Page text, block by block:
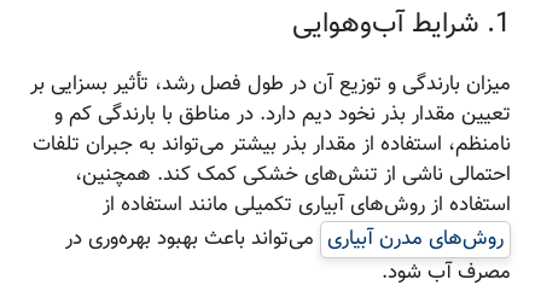
1. شرایط آب‌وهوایی
میزان بارندگی و توزیع آن در طول فصل رشد، تأثیر بسزایی بر
تعیین مقدار بذر نخود دیم دارد. در مناطق با بارندگی کم و
نامنظم، استفاده از مقدار بذر بیشتر می‌تواند به جبران تلفات
احتمالی ناشی از تنش‌های خشکی کمک کند. همچنین،
استفاده از روش‌های آبیاری تکمیلی مانند استفاده از
روش‌های مدرن آبیاری می‌تواند باعث بهبود بهره‌وری در
مصرف آب شود.